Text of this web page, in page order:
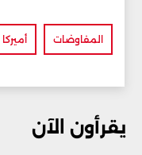
المفاوضات أميركا
يقرأون الآن